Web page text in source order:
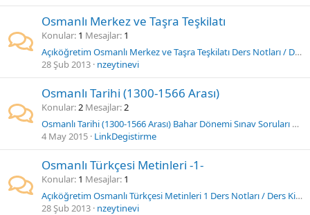
Osmanlı Merkez ve Taşra Teşkilatı
Konular 1 Mesajlar 1
Açıköğretim Osmanlı Merkez ve Taşra Teşkilatı Ders Notları / Ders Kitabı
28 Şub 2013 nzeytinevi
Osmanlı Tarihi (1300-1566 Arası)
Konular 2 Mesajlar 2
Osmanlı Tarihi (1300-1566 Arası) Bahar Dönemi Sınav Soruları Videosu
4 May 2015 LinkDegistirme
Osmanlı Türkçesi Metinleri -1-
Konular 1 Mesajlar 1
Açıköğretim Osmanlı Türkçesi Metinleri 1 Ders Notları / Ders Kitabı
28 Şub 2013 nzeytinevi